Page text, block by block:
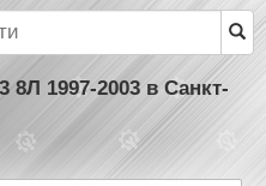
8Л 1997-2003 в Санкт-